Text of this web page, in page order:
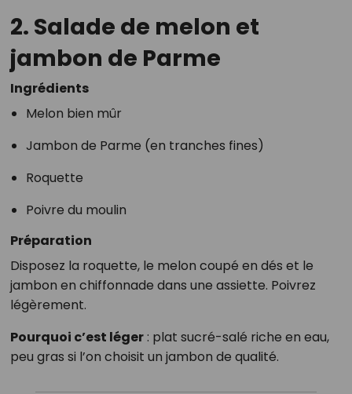
2. Salade de melon et
jambon de Parme
Ingrédients
Melon bien mûr
Jambon de Parme (en tranches fines)
Roquette
Poivre du moulin
Préparation
Disposez la roquette, le melon coupé en dés et le
jambon en chiffonnade dans une assiette. Poivrez
légèrement.
Pourquoi c’est léger: plat sucré-salé riche en eau,
peu gras si l’on choisit un jambon de qualité.